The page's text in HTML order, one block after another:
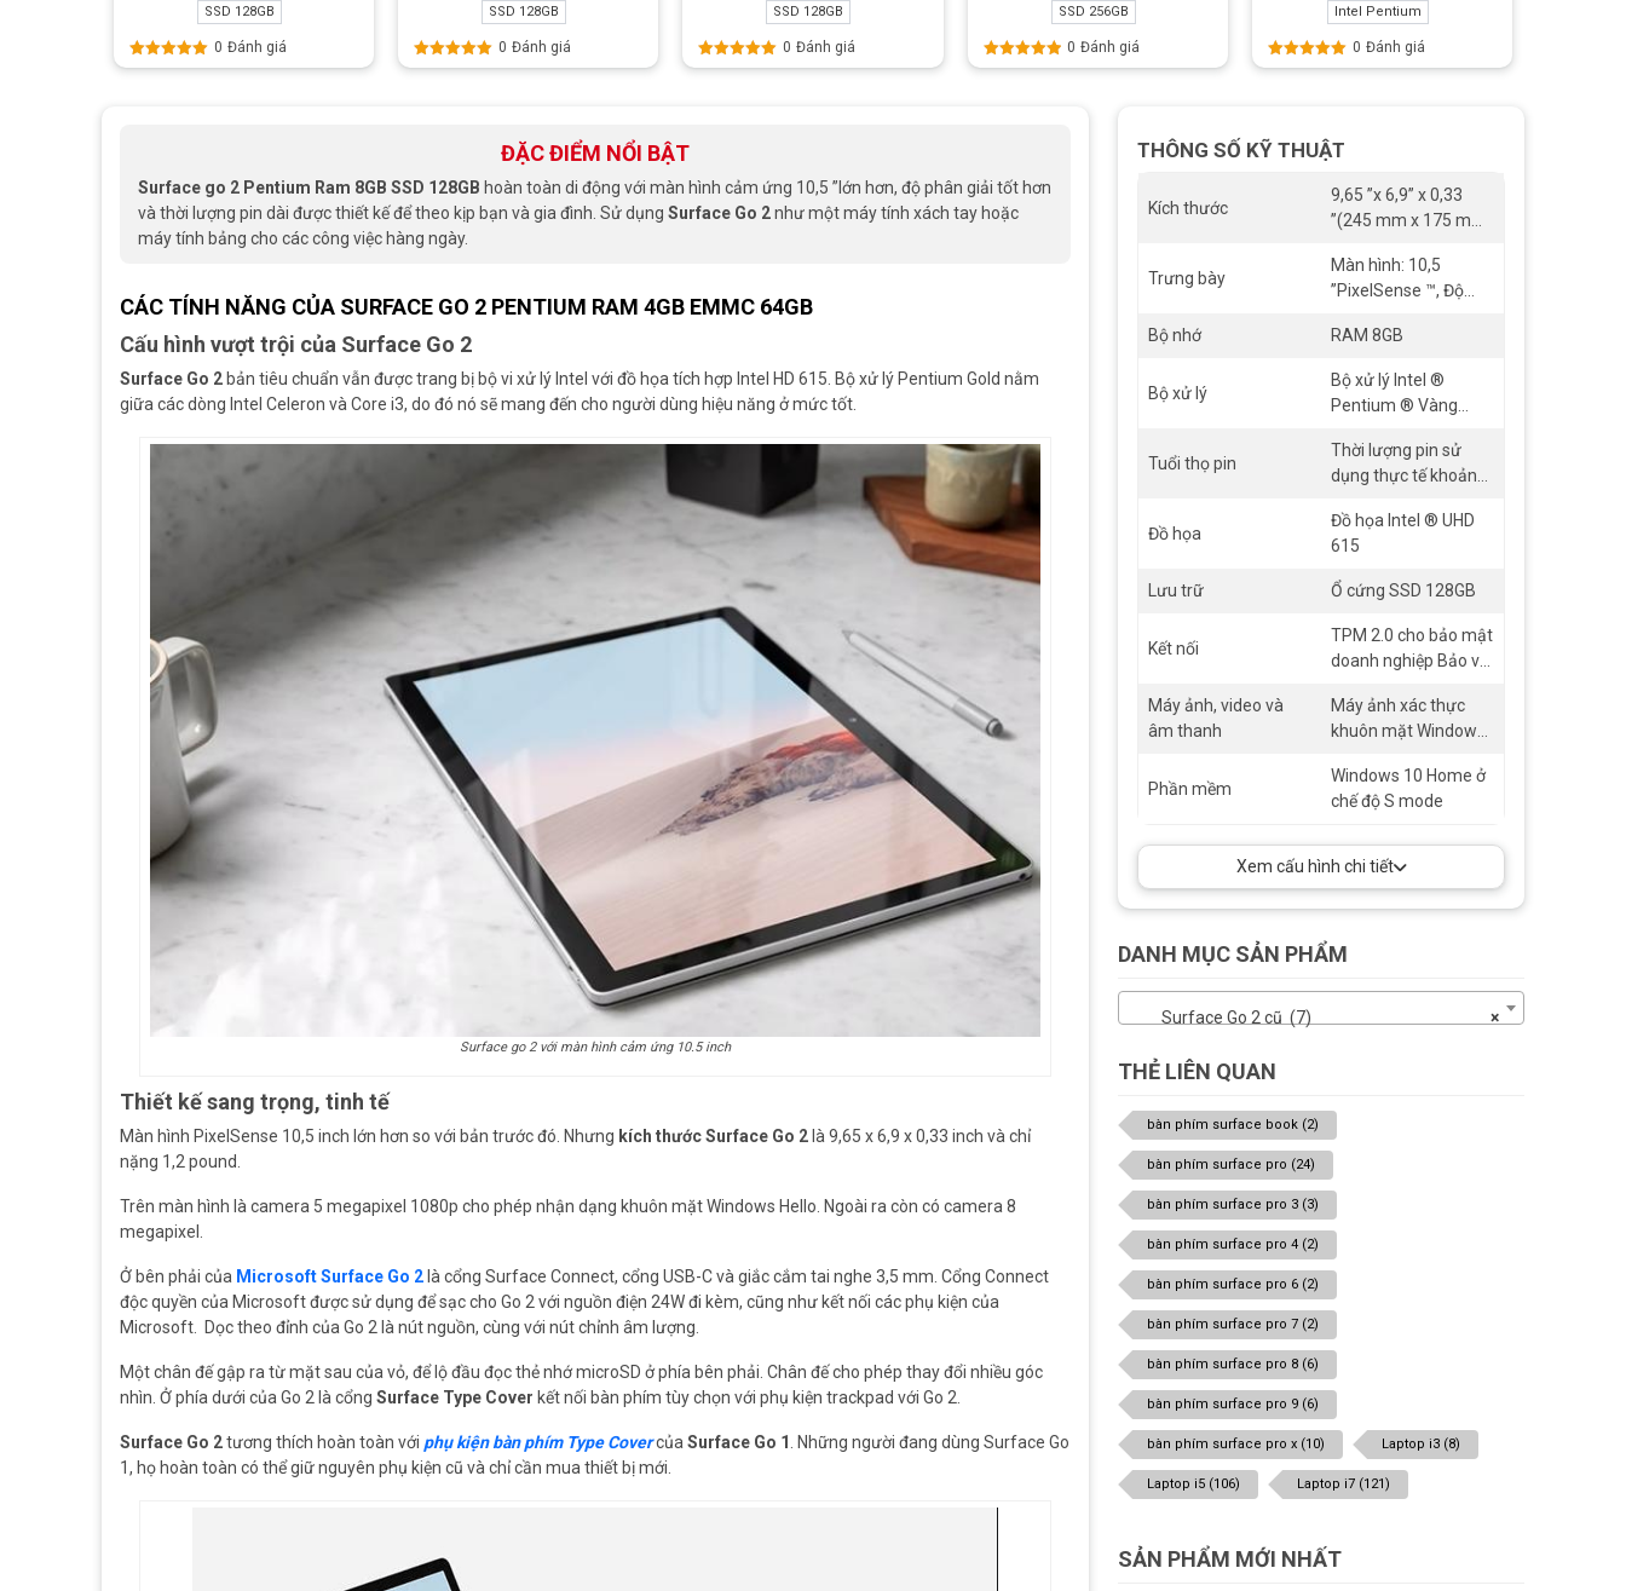
SSD 128GB
Được xếp
0 Đánh giá
SSD 128GB
Được xếp
0 Đánh giá
SSD 128GB
Được xếp
0 Đánh giá
SSD 256GB
Được xếp
0 Đánh giá
Intel Pentium
Được xếp
0 Đánh giá
ĐẶC ĐIỂM NỔI BẬT
Surface go 2 Pentium Ram 8GB SSD 128GB hoàn toàn di động với màn hình cảm ứng 10,5 ”lớn hơn, độ phân giải tốt hơn
và thời lượng pin dài được thiết kế để theo kịp bạn và gia đình. Sử dụng Surface Go 2như một máy tính xách tay hoặc
máy tính bảng cho các công việc hàng ngày.
CÁC TÍNH NĂNG CỦA SURFACE GO 2 PENTIUM RAM 4GB EMMC 64GB
Cấu hình vượt trội của Surface Go 2
Surface Go 2 bản tiêu chuẩn vẫn được trang bị bộ vi xử lý Intel với đồ họa tích hợp Intel HD 615. Bộ xử lý Pentium Gold nằm
giữa các dòng Intel Celeron và Core i3, do đó nó sẽ mang đến cho người dùng hiệu năng ở mức tốt.
Surface go 2 với màn hình cảm ứng 10.5 inch
Thiết kế sang trọng, tinh tế
Màn hình PixelSense 10,5 inch lớn hơn so với bản trước đó. Nhưng kích thước Surface Go 2 là 9,65 x 6,9 x 0,33 inch và chỉ
nặng 1,2 pound.
Trên màn hình là camera 5 megapixel 1080p cho phép nhận dạng khuôn mặt Windows Hello. Ngoài ra còn có camera 8
megapixel.
Ở bên phải của Microsoft Surface Go 2 là cổng Surface Connect, cổng USB-C và giắc cắm tai nghe 3,5 mm. Cổng Connect
độc quyền của Microsoft được sử dụng để sạc cho Go 2 với nguồn điện 24W đi kèm, cũng như kết nối các phụ kiện của
Microsoft. Dọc theo đỉnh của Go 2 là nút nguồn, cùng với nút chỉnh âm lượng.
Một chân đế gập ra từ mặt sau của vỏ, để lộ đầu đọc thẻ nhớ microSD ở phía bên phải. Chân đế cho phép thay đổi nhiều góc
nhìn. Ở phía dưới của Go 2 là cổng Surface Type Cover kết nối bàn phím tùy chọn với phụ kiện trackpad với Go 2.
Surface Go 2tương thích hoàn toàn với phụ kiện bàn phím Type CovercủaSurface Go 1 . Những người đang dùng Surface Go
1, họ hoàn toàn có thể giữ nguyên phụ kiện cũ và chỉ cần mua thiết bị mới.
THÔNG SỐ KỸ THUẬT
Kích thước
9,65 ”x 6,9” x 0,33
”(245 mm x 175 mm
Trưng bày
Màn hình: 10,5
”PixelSense ™, Độ
1920 x 1280 (220
lệ tương phản: 1500:
1, Cảm ứng: 10 điểm
cảm ứng đa điểm
Bộ nhớ RAM 8GB
Bộ xử lý
Bộ xử lý Intel ®
Pentium ® Vàng
® Core m3 thế hệ thứ
8
Tuổi thọ pin
Thời lượng pin sử
dụng thực tế khoảng
vụ và môi trường)
Đồ họa
Đồ họa Intel ® UHD
615
Lưu trữ Ổ cứng SSD 128GB
Kết nối
TPM 2.0 cho bảo mật
doanh nghiệp Bảo vệ
đăng nhập bằng
khuôn mặt Windows
Máy ảnh, video và
âm thanh
Máy ảnh xác thực
khuôn mặt Windows
Máy ảnh mặt trước
5.0MP với 1080p
8.0MP camera mặt
với video 1080p HD
Dual Studio Mics 2W
Phần mềm
Windows 10 Home ở
chế độ S mode
Xem cấu hình chi tiết
DANH MỤC SẢN PHẨM
×
Surface Go 2 cũ (7)
THẺ LIÊN QUAN
bàn phím surface book (2)
bàn phím surface pro (24)
bàn phím surface pro 3 (3)
bàn phím surface pro 4 (2)
bàn phím surface pro 6 (2)
bàn phím surface pro 7 (2)
bàn phím surface pro 8 (6)
bàn phím surface pro 9 (6)
bàn phím surface pro x (10) Laptop i3 (8)
Laptop i5 (106) Laptop i7 (121)
SẢN PHẨM MỚI NHẤT